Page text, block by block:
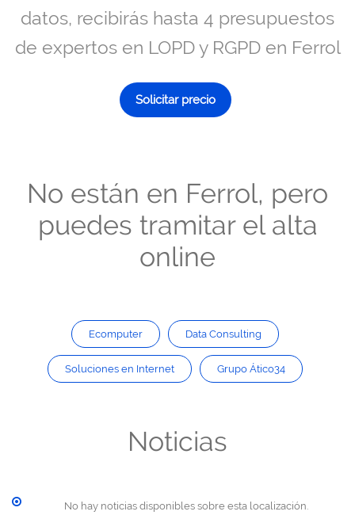
datos, recibirás hasta 4 presupuestos
de expertos en LOPD y RGPD en Ferrol
Solicitar precio
No están en Ferrol, pero
puedes tramitar el alta
online
Ecomputer Data Consulting
Soluciones en Internet Grupo Ático34
Noticias
No hay noticias disponibles sobre esta localización.